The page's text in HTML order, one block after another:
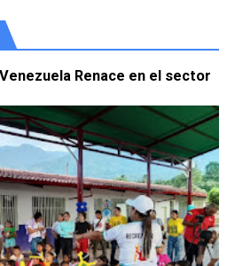
Renace en el sector